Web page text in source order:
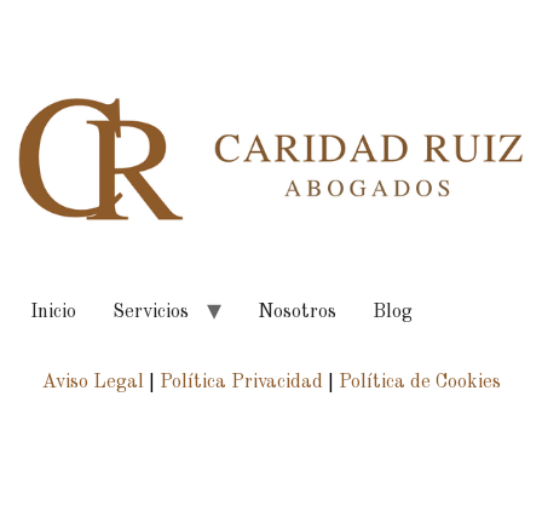
Inicio Servicios Nosotros Blog
Aviso Legal| Política Privacidad| Política de Cookies